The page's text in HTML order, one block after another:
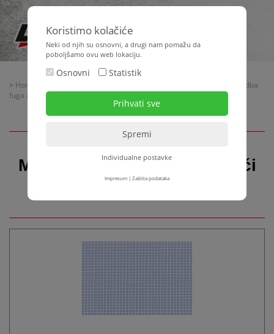
> Home
Armiranje - Profili za žbukanje - Izvedba
fuga > Mrežice za žbukanje - Nosači žbuke - Widra
Mrežice za žbukanje - Nosači
žbuke - Widra
Koristimo kolačiće
Neki od njih su osnovni, a drugi nam pomažu da
poboljšamo ovu web lokaciju.
Osnovni Statistik
Individualne postavke
Impresum| Zaštita podataka